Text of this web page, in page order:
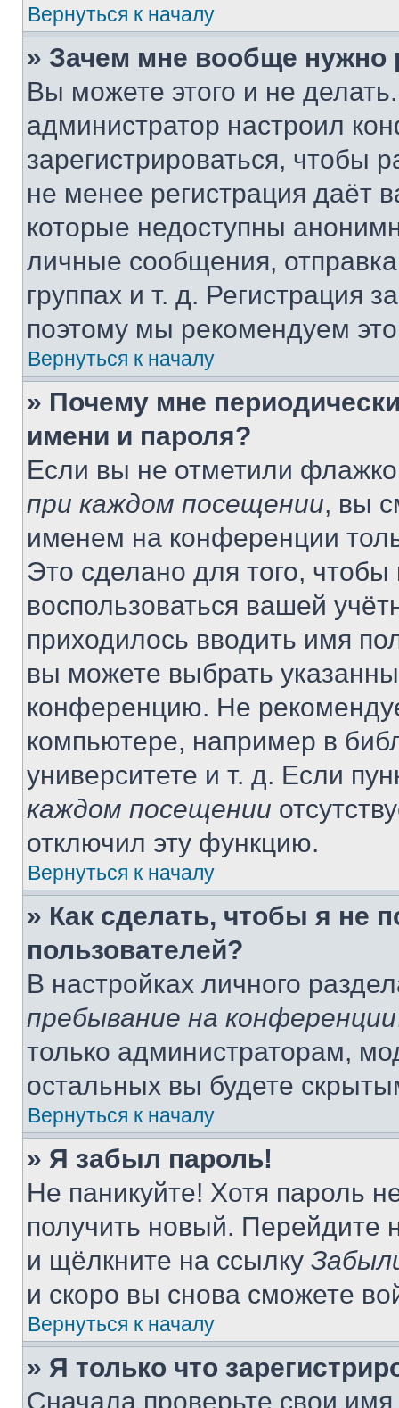
Вернуться к началу
» Зачем мне вообще нужно
Вы можете этого и не
администратор настроил
зарегистрироваться, чтобы
не менее регистрация даёт
которые недоступны
личные сообщения,
группах и т. д. Регистрация
поэтому мы рекомендуем
Вернуться к началу
» Почему мне
имени и пароля?
Если вы не отметили
при каждом посещении, вы
именем на конференции
Это сделано для того, чтобы
воспользоваться вашей
приходилось вводить имя
вы можете выбрать
конференцию. Не
компьютере, например в
университете и т. д. Если
каждом посещении
отключил эту функцию.
Вернуться к началу
» Как сделать, чтобы я не
пользователей?
В настройках личного
пребывание на конференции
только администраторам,
остальных вы будете
Вернуться к началу
» Я забыл пароль!
Не паникуйте! Хотя пароль
получить новый. Перейдите
и щёлкните на ссылку
и скоро вы снова сможете
Вернуться к началу
» Я только что
Сначала проверьте свои